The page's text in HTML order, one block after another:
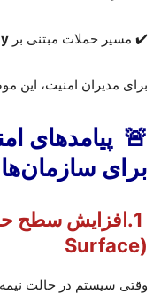
✔️ مسیر حملات مبتنی بر
برای مدیران امنیت، این
🚨 پیامدهای
برای سازمان‌ها
1.افزایش سطح حمله
Surface)
وقتی سیستم در حالت